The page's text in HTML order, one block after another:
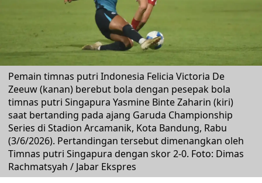
Pemain timnas putri Indonesia Felicia Victoria De
Zeeuw (kanan) berebut bola dengan pesepak bola
timnas putri Singapura Yasmine Binte Zaharin (kiri)
saat bertanding pada ajang Garuda Championship
Series di Stadion Arcamanik, Kota Bandung, Rabu
(3/6/2026). Pertandingan tersebut dimenangkan oleh
Timnas putri Singapura dengan skor 2-0. Foto: Dimas
Rachmatsyah / Jabar Ekspres